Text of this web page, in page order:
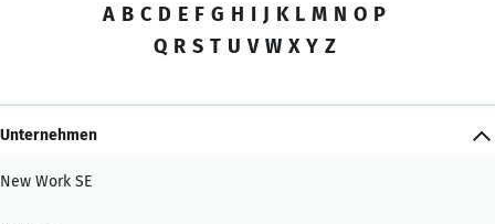
A B C D E F G H I J K L M N O P
Q R S T U V W X Y Z
Unternehmen
New Work SE